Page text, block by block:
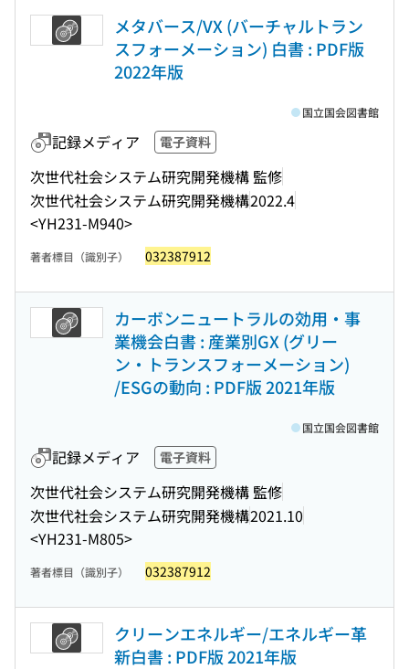
メタバース/VX (バーチャルトラン
スフォーメーション) 白書 : PDF版
2022年版
記録メディア 電子資料
次世代社会システム研究開発機構 監修
次世代社会システム研究開発機構2022.4
<YH231-M940>
国立国会図書館
著者標目（識別子） 032387912
カーボンニュートラルの効用・事
業機会白書 : 産業別GX (グリー
ン・トランスフォーメーション)
/ESGの動向 : PDF版 2021年版
記録メディア 電子資料
次世代社会システム研究開発機構 監修
次世代社会システム研究開発機構2021.10
<YH231-M805>
国立国会図書館
著者標目（識別子） 032387912
クリーンエネルギー/エネルギー革
新白書 : PDF版 2021年版